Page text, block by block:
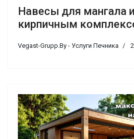
Навесы для мангала
кирпичным
Vegast-Grupp.By - Услуги Печника